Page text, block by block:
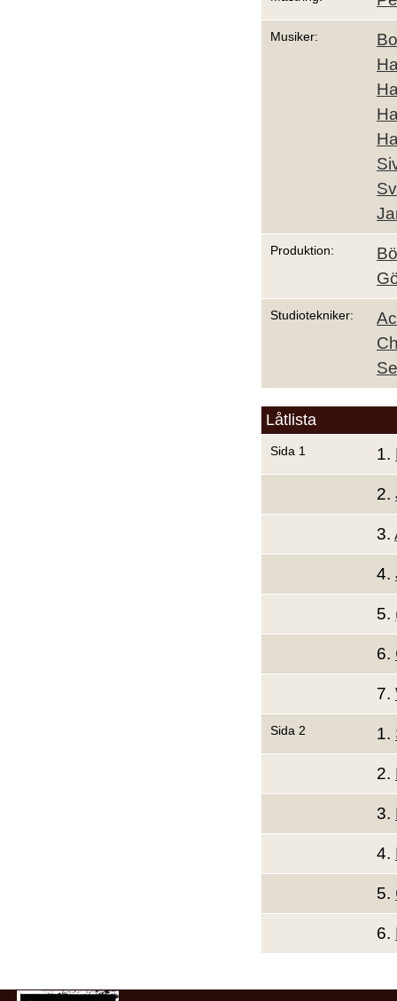
Musiker:
Produktion:
Studiotekniker:
Låtlista
Sida 1 1.
2.
3.
4.
5.
6.
7.
Sida 2 1.
2.
3.
4.
5.
6.